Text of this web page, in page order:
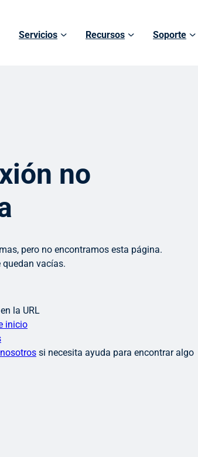
Servicios Recursos Soporte
no
pero no encontramos esta página.
quedan vacías.
la URL
inicio
si necesita ayuda para encontrar algo